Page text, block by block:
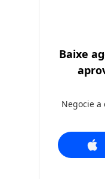
Baixe
Negocie